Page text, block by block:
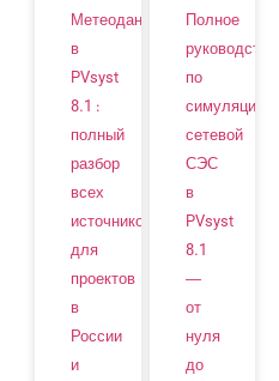
Метеоданные
в
PVsyst
8.1 :
полный
разбор
всех
источников
для
проектов
в
России
и
Полное
руководство
по
симуляции
сетевой
СЭС
в
PVsyst
8.1
—
от
нуля
до